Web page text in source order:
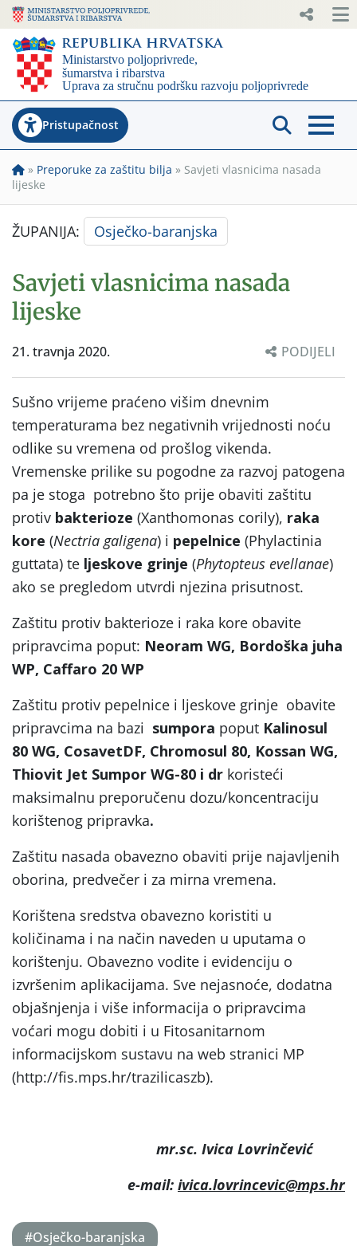
Pristupačnost
» Preporuke za zaštitu bilja » Savjeti vlasnicima nasada
lijeske
ŽUPANIJA: Osječko-baranjska
Savjeti vlasnicima nasada
lijeske
21. travnja 2020. PODIJELI
Sušno vrijeme praćeno višim dnevnim
temperaturama bez negativnih vrijednosti noću
odlike su vremena od prošlog vikenda.
Vremenske prilike su pogodne za razvoj patogena
pa je stoga potrebno što prije obaviti zaštitu
protiv bakterioze (Xanthomonas corily), raka
kore (Nectria galigena) i pepelnice (Phylactinia
guttata) te ljeskove grinje (Phytopteus evellanae)
ako se pregledom utvrdi njezina prisutnost.
Zaštitu protiv bakterioze i raka kore obavite
pripravcima poput: Neoram WG, Bordoška juha
WP, Caffaro 20 WP
Zaštitu protiv pepelnice i ljeskove grinje obavite
pripravcima na bazi sumpora poput Kalinosul
80 WG, CosavetDF, Chromosul 80, Kossan WG,
Thiovit Jet Sumpor WG-80 i dr koristeći
maksimalnu preporučenu dozu/koncentraciju
korištenog pripravka.
Zaštitu nasada obavezno obaviti prije najavljenih
oborina, predvečer i za mirna vremena.
Korištena sredstva obavezno koristiti u
količinama i na način naveden u uputama o
korištenju. Obavezno vodite i evidenciju o
izvršenim aplikacijama. Sve nejasnoće, dodatna
objašnjenja i više informacija o pripravcima
voćari mogu dobiti i u Fitosanitarnom
informacijskom sustavu na web stranici MP
(http://fis.mps.hr/trazilicaszb).
mr.sc. Ivica Lovrinčević
e-mail: ivica.lovrincevic@mps.hr
#Osječko-baranjska